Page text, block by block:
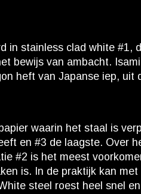
in stainless clad white
bewijs van ambacht.
heft van Japanse iep,
waarin het staal is
en #3 de laagste. Over
#2 is het meest
is. In de praktijk kan
steel roest heel snel